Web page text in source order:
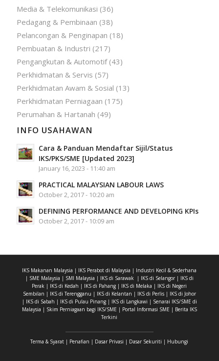
Media & Telekomunikasi (36)
Pedagang & Pembinaan (38)
Pelancongan & Penginapan (18)
Pembuatan & Industri (217)
Pengangkutan & Automotif(43)
Perkhidmatan & Servis (57)
Perkhidmatan Awam & Sosial (13)
Perkhidmatan Perniagaan (175)
Perumahan & Hartanah (49)
INFO USAHAWAN
Cara & Panduan Mendaftar Sijil/Status
IKS/PKS/SME [Updated 2023]
January 16, 2023 - 11:40 am
PRACTICAL MALAYSIAN LABOUR LAWS
October 2, 2017 - 10:20 am
DEFINING PERFORMANCE AND DEVELOPING KPIs
October 2, 2017 - 10:09 am
IKS Makanan Malaysia | IKS Perabot di Malaysia | Industri Kecil & Sederhana
| SME Malaysia | SMI Malaysia | IKS di Sarawak| IKS di Selangor| IKS di
Perak | IKS di Kedah | IKS di Pahang | IKS di Melaka | IKS di Negeri
Sembilan | IKS di Terengganu | IKS di Kelantan | IKS di Perlis| IKS di Johor
| IKS di Sabah | IKS di Pulau Pinang| IKS di Langkawi | Senarai IKS/SME di
Malaysia | Skim Perniagaan bagi IKS/SME | Portal Informasi SME | Berita IKS
Terkini
Terma & Syarat | Penafian | Dasar Privasi | Dasar Sekuriti | Hubungi